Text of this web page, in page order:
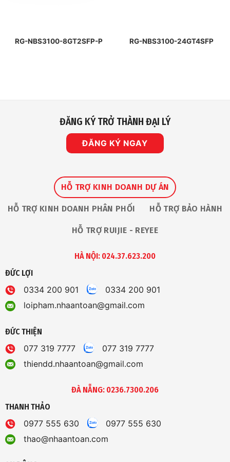
RG-NBS3100-8GT2SFP-P RG-NBS3100-24GT4SFP
ĐĂNG KÝ TRỞ THÀNH ĐẠI LÝ
ĐĂNG KÝ NGAY
HỖ TRỢ KINH DOANH DỰ ÁN
HỖ TRỢ KINH DOANH PHÂN PHỐI HỖ TRỢ BẢO HÀNH
HỖ TRỢ RUIJIE - REYEE
HÀ NỘI: 024.37.623.200
ĐỨC LỢI
0334 200 901
0334 200 901
loipham.nhaantoan@gmail.com
ĐỨC THIỆN
077 319 7777
077 319 7777
thiendd.nhaantoan@gmail.com
ĐÀ NẴNG: 0236.7300.206
THANH THẢO
0977 555 630
0977 555 630
thao@nhaantoan.com